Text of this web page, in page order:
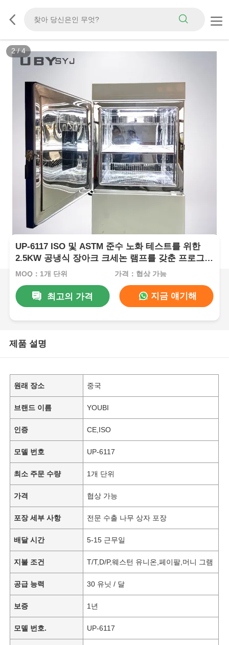
2/4
UP-6117 ISO 및 ASTM 준수 노화 테스트를 위한
2.5KW 공냉식 장아크 크세논 램프를 갖춘 프로그래
밍 가능한 크세논 아크 테스트 챔버
MOQ：1개 단위 가격：협상 가능
최고의 가격 지금 얘기해
제품 설명
원래 장소 중국
브랜드 이름 YOUBI
인증 CE,ISO
모델 번호 UP-6117
최소 주문 수량 1개 단위
가격 협상 가능
포장 세부 사항 전문 수출 나무 상자 포장
배달 시간 5-15 근무일
지불 조건 T/T,D/P,웨스턴 유니온,페이팔,머니 그램
공급 능력 30 유닛 / 달
보증 1년
모델 번호. UP-6117